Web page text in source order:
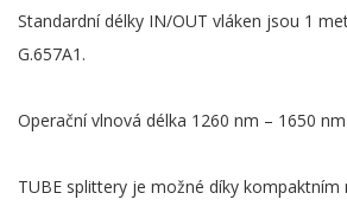
Standardní délky IN/OUT vláken jsou 1
G.657A1.
Operační vlnová délka 1260 nm – 1650 nm
TUBE splittery je možné díky